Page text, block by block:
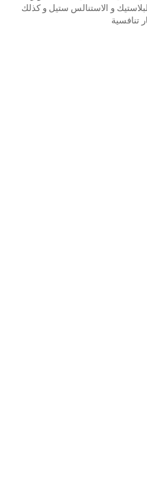
و الاستنالس ستيل و كذلك
تنافسية